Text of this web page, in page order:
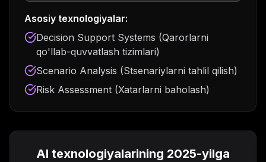
Asosiy texnologiyalar:
Decision Support Systems (Qarorlarni
qo'llab-quvvatlash tizimlari)
Scenario Analysis (Stsenariylarni tahlil qilish)
Risk Assessment (Xatarlarni baholash)
AI texnologiyalarining 2025-yilga